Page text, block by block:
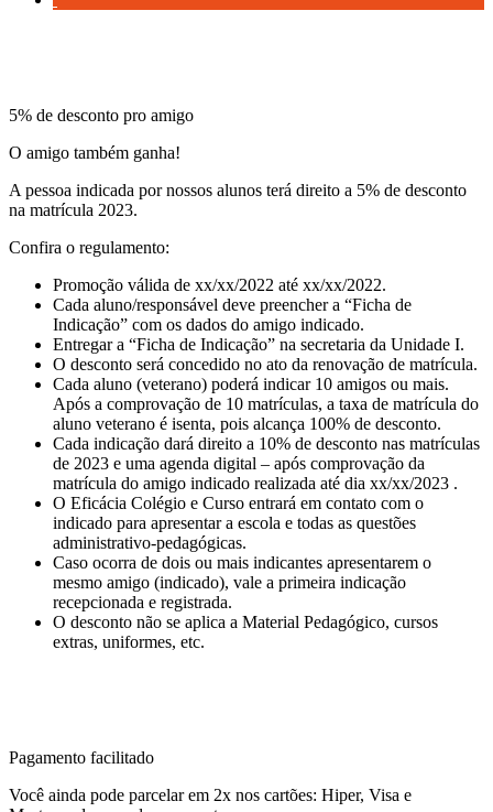
5% de desconto pro amigo
O amigo também ganha!
A pessoa indicada por nossos alunos terá direito a 5% de desconto
na matrícula 2023.
Confira o regulamento:
Promoção válida de xx/xx/2022 até xx/xx/2022.
Cada aluno/responsável deve preencher a “Ficha de
Indicação” com os dados do amigo indicado.
Entregar a “Ficha de Indicação” na secretaria da Unidade I.
O desconto será concedido no ato da renovação de matrícula.
Cada aluno (veterano) poderá indicar 10 amigos ou mais.
Após a comprovação de 10 matrículas, a taxa de matrícula do
aluno veterano é isenta, pois alcança 100% de desconto.
Cada indicação dará direito a 10% de desconto nas matrículas
de 2023 e uma agenda digital – após comprovação da
matrícula do amigo indicado realizada até dia xx/xx/2023 .
O Eficácia Colégio e Curso entrará em contato com o
indicado para apresentar a escola e todas as questões
administrativo-pedagógicas.
Caso ocorra de dois ou mais indicantes apresentarem o
mesmo amigo (indicado), vale a primeira indicação
recepcionada e registrada.
O desconto não se aplica a Material Pedagógico, cursos
extras, uniformes, etc.
Pagamento facilitado
Você ainda pode parcelar em 2x nos cartões: Hiper, Visa e